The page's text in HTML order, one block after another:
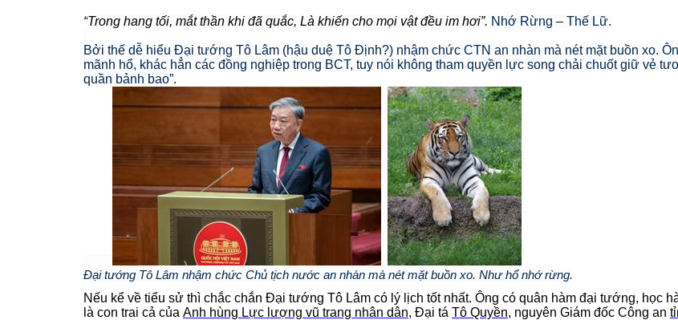
“Trong hang tối, mắt thần khi đã quắc, Là khiến cho mọi vật đều im hơi”. Nhớ Rừng – Thế Lữ.
Bởi thế dễ hiểu Đại tướng Tô Lâm (hậu duệ Tô Định?) nhậm chức CTN an nhàn mà nét mặt buồn xo.
mãnh hổ, khác hẳn các đồng nghiệp trong BCT, tuy nói không tham quyền lực song chải chuốt giữ vẻ
quần bảnh bao”.
Đại tướng Tô Lâm nhậm chức Chủ tịch nước an nhàn mà nét mặt buồn xo. Như hổ nhớ rừng.
Nếu kể về tiểu sử thì chắc chắn Đại tướng Tô Lâm có lý lịch tốt nhất. Ông có quân hàm đại tướng, học
là con trai cả của Anh hùng Lực lượng vũ trang nhân dân, Đại tá Tô Quyền, nguyên Giám đốc Công an